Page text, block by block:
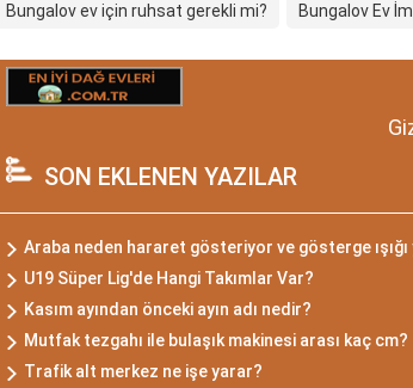
Bungalov ev için ruhsat gerekli mi? Bungalov Ev
SON EKLENEN YAZILAR
Araba neden hararet gösteriyor ve gösterge ışığı
U19 Süper Lig'de Hangi Takımlar Var?
Kasım ayından önceki ayın adı nedir?
Mutfak tezgahı ile bulaşık makinesi arası kaç cm?
Trafik alt merkez ne işe yarar?